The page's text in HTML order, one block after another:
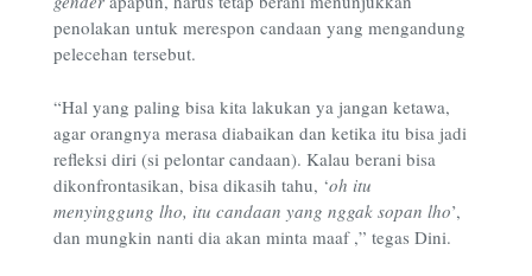
penolakan untuk merespon candaan yang mengandung
pelecehan tersebut.
“Hal yang paling bisa kita lakukan ya jangan ketawa,
agar orangnya merasa diabaikan dan ketika itu bisa jadi
refleksi diri (si pelontar candaan). Kalau berani bisa
dikonfrontasikan, bisa dikasih tahu, ‘oh itu
menyinggung lho, itu candaan yang nggak sopan lho’,
dan mungkin nanti dia akan minta maaf ,” tegas Dini.